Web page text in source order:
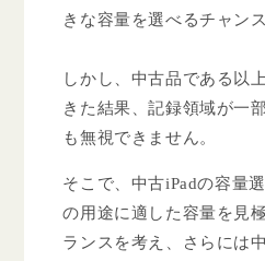
きな容量を選べるチャン
しかし、中古品である以
きた結果、記録領域が一
も無視できません。
そこで、中古iPadの容量
の用途に適した容量を見
ランスを考え、さらには